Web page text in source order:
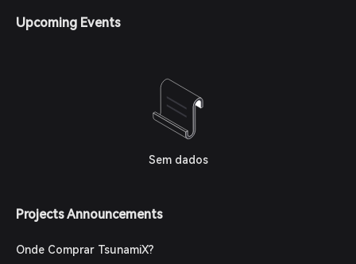
Upcoming Events
Sem dados
Projects Announcements
Onde Comprar TsunamiX?